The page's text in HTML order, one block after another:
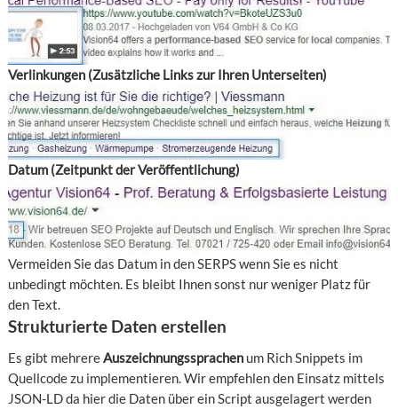
Verlinkungen (Zusätzliche Links zur Ihren Unterseiten)
Datum (Zeitpunkt der Veröffentlichung)
Vermeiden Sie das Datum in den SERPS wenn Sie es nicht
unbedingt möchten. Es bleibt Ihnen sonst nur weniger Platz für
den Text.
Strukturierte Daten erstellen
Es gibt mehrereAuszeichnungssprachenum Rich Snippets im
Quellcode zu implementieren. Wir empfehlen den Einsatz mittels
JSON-LD da hier die Daten über ein Script ausgelagert werden